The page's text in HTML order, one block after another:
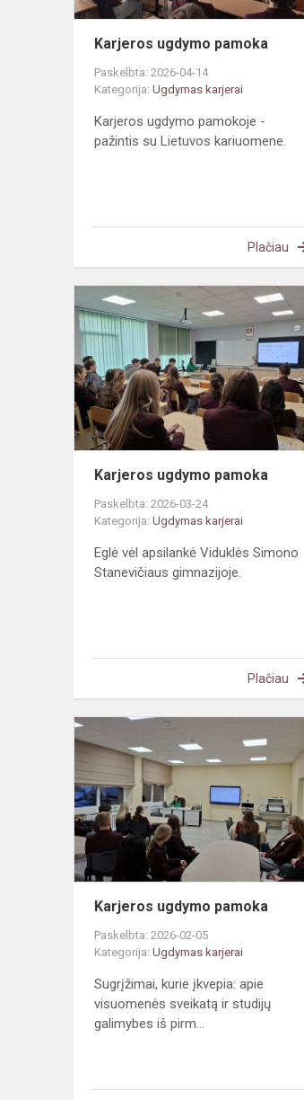
Karjeros ugdymo pamoka
Paskelbta: 2026-04-14
Kategorija: Ugdymas karjerai
Karjeros ugdymo pamokoje -
pažintis su Lietuvos kariuomene.
Plačiau
Karjeros ugdymo pamoka
Paskelbta: 2026-03-24
Kategorija: Ugdymas karjerai
Eglė vėl apsilankė Viduklės Simono
Stanevičiaus gimnazijoje.
Plačiau
Karjeros ugdymo pamoka
Paskelbta: 2026-02-05
Kategorija: Ugdymas karjerai
Sugrįžimai, kurie įkvepia: apie
visuomenės sveikatą ir studijų
galimybes iš pirm...